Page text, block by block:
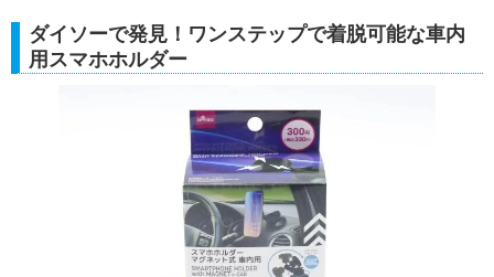
ダイソーで発見！ワンステップで着脱可能な車内
用スマホホルダー